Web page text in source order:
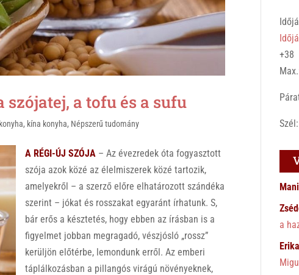
szójatej, a tofu és a sufu
, kína konyha, Népszerű tudomány
A RÉGI-ÚJ SZÓJA – Az évezredek óta fogyasztott
szója azok közé az élelmiszerek közé tartozik,
amelyekről – a szerző előre elhatározott szándéka
szerint – jókat és rosszakat egyaránt írhatunk. S,
bár erős a késztetés, hogy ebben az írásban is a
figyelmet jobban megragadó, vészjósló „rossz”
kerüljön előtérbe, lemondunk erről. Az emberi
táplálkozásban a pillangós virágú növényeknek,
+38
Szél:
a
Erika